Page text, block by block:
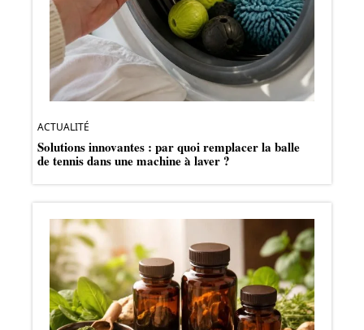
ACTUALITÉ
Solutions innovantes : par quoi remplacer la balle
de tennis dans une machine à laver ?